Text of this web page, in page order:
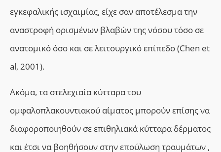
εγκεφαλικής ισχαιμίας, είχε σαν αποτέλεσμα την
αναστροφή ορισμένων βλαβών της νόσου τόσο σε
ανατομικό όσο και σε λειτουργικό επίπεδο (Chen et
al, 2001).
Ακόμα, τα στελεχιαία κύτταρα του
ομφαλοπλακουντιακού αίματος μπορούν επίσης να
διαφοροποιηθούν σε επιθηλιακά κύτταρα δέρματος
και έτσι να βοηθήσουν στην επούλωση τραυμάτων ,